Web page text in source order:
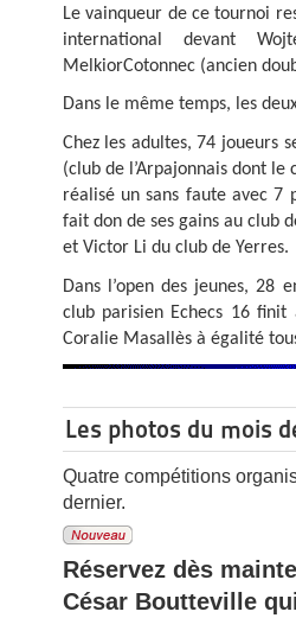
Le vainqueur de ce tournoi
international devant
MelkiorCotonnec (ancien
Dans le même temps, les
Chez les adultes, 74 joueurs
(club de l’Arpajonnais dont
réalisé un sans faute avec 7
fait don de ses gains au club
et Victor Li du club de Yerres.
Dans l’open des jeunes, 28
club parisien Echecs 16 finit
Coralie Masallès à égalité
Les photos du mois
Quatre compétitions
dernier.
Réservez dès
César Boutteville